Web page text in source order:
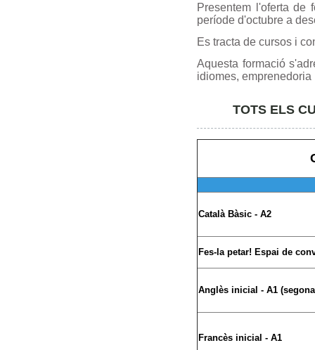
Presentem l'oferta de
període d'octubre a
Es tracta de cursos i
Aquesta formació
idiomes,
TOTS ELS
Català Bàsic - A2
Fes-la petar! Espai de
Anglès inicial - A1
Francès inicial - A1